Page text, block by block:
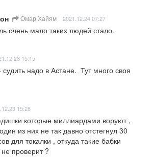
Омар Хайям 2021.12.24 07:27
очень мало таких людей стало.
15:15
надо в Астане.  Тут много своя
15:28
которые миллиардами воруют ,
из них не так давно отстегнул 30
для токалки , откуда такие бабки
проверит ?